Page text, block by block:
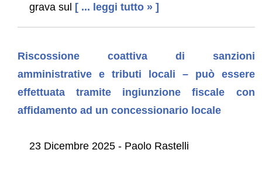
grava sul [ ... leggi tutto » ]
Riscossione coattiva di sanzioni
amministrative e tributi locali – può essere
effettuata tramite ingiunzione fiscale con
affidamento ad un concessionario locale
23 Dicembre 2025 - Paolo Rastelli